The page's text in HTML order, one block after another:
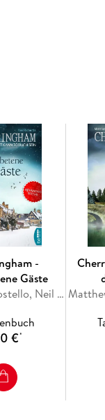
-
Gäste
Matthew Costello, Neil Richards
€*